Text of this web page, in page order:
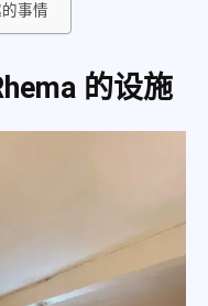
事情
的设施